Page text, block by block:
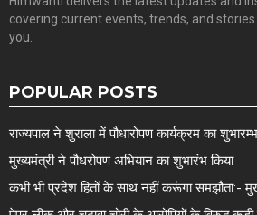
covering current events, trends, and
you.
POPULAR POSTS
राज्यपाल ने शुराला में पौधारोपण कार्यक्रम का
मुख्यमंत्री ने पौधरोपण अभियान का शुभारंभ किया
कभी भी प्रदेश हितों के साथ नहीं करूंगा समझौता:-